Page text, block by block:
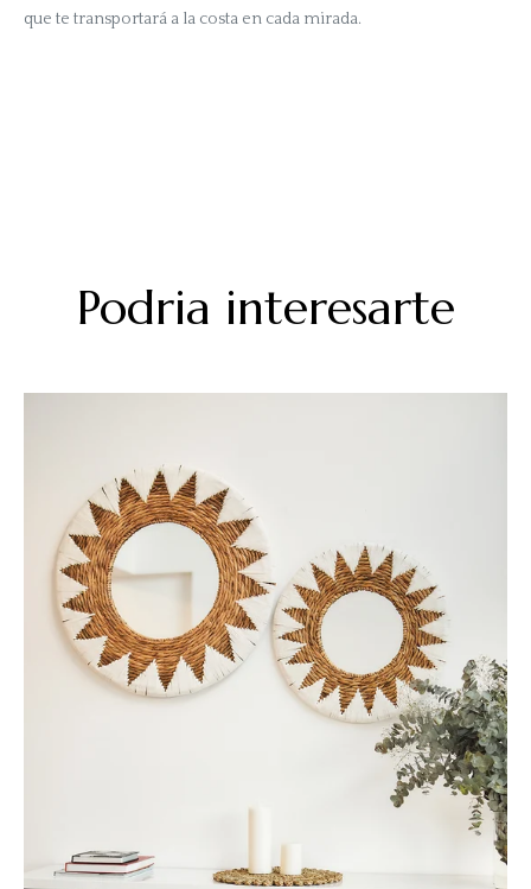
que te transportará a la costa en cada mirada.
Podria interesarte